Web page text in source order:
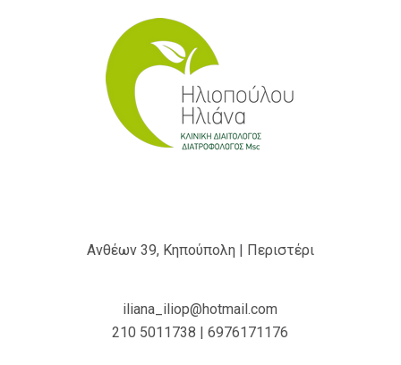
Ανθέων 39, Κηπούπολη | Περιστέρι
iliana_iliop@hotmail.com
210 5011738 | 6976171176